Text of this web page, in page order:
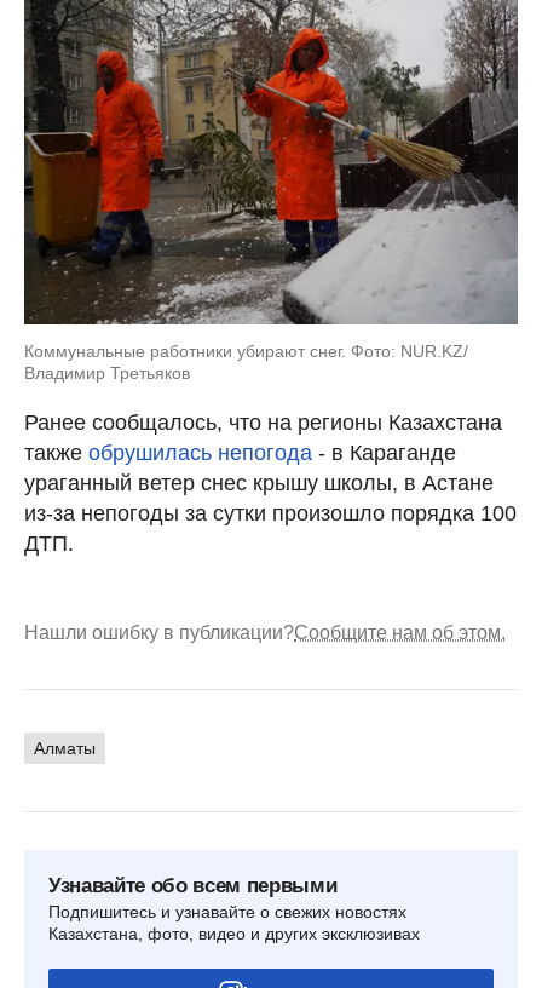
Коммунальные работники убирают снег. Фото: NUR.KZ/
Владимир Третьяков
Ранее сообщалось, что на регионы Казахстана
также обрушилась непогода - в Караганде
ураганный ветер снес крышу школы, в Астане
из-за непогоды за сутки произошло порядка 100
ДТП.
Нашли ошибку в публикации?Сообщите нам об этом.
Алматы
Узнавайте обо всем первыми
Подпишитесь и узнавайте о свежих новостях
Казахстана, фото, видео и других эксклюзивах